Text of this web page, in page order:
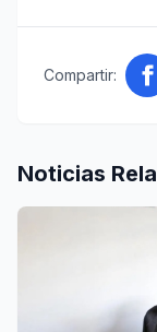
Compartir:
Noticias